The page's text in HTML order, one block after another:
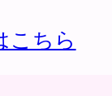
こちら